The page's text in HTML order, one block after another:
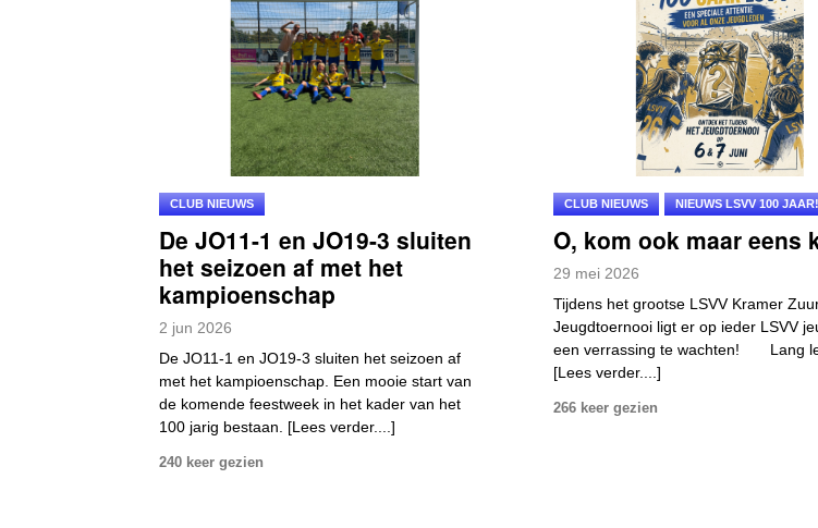
CLUB NIEUWS
De JO11-1 en JO19-3 sluiten
het seizoen af met het
kampioenschap
2 jun 2026
De JO11-1 en JO19-3 sluiten het seizoen af
met het kampioenschap. Een mooie start van
de komende feestweek in het kader van het
100 jarig bestaan. [Lees verder....]
240 keer gezien
CLUB NIEUWS NIEUWS LSVV 100
O, kom ook maar eens
29 mei 2026
Tijdens het grootse LSVV Kramer
Jeugdtoernooi ligt er op ieder LSVV
een verrassing te wachten! Lang
[Lees verder....]
266 keer gezien